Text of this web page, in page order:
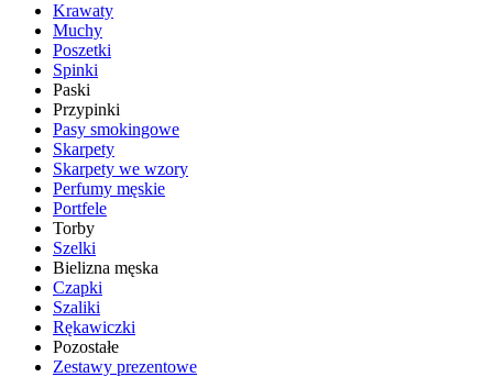
Krawaty
Muchy
Poszetki
Spinki
Paski
Przypinki
Pasy smokingowe
Skarpety
Skarpety we wzory
Perfumy męskie
Portfele
Torby
Szelki
Bielizna męska
Czapki
Szaliki
Rękawiczki
Pozostałe
Zestawy prezentowe